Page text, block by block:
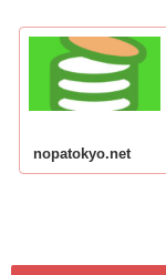
nopatokyo.net